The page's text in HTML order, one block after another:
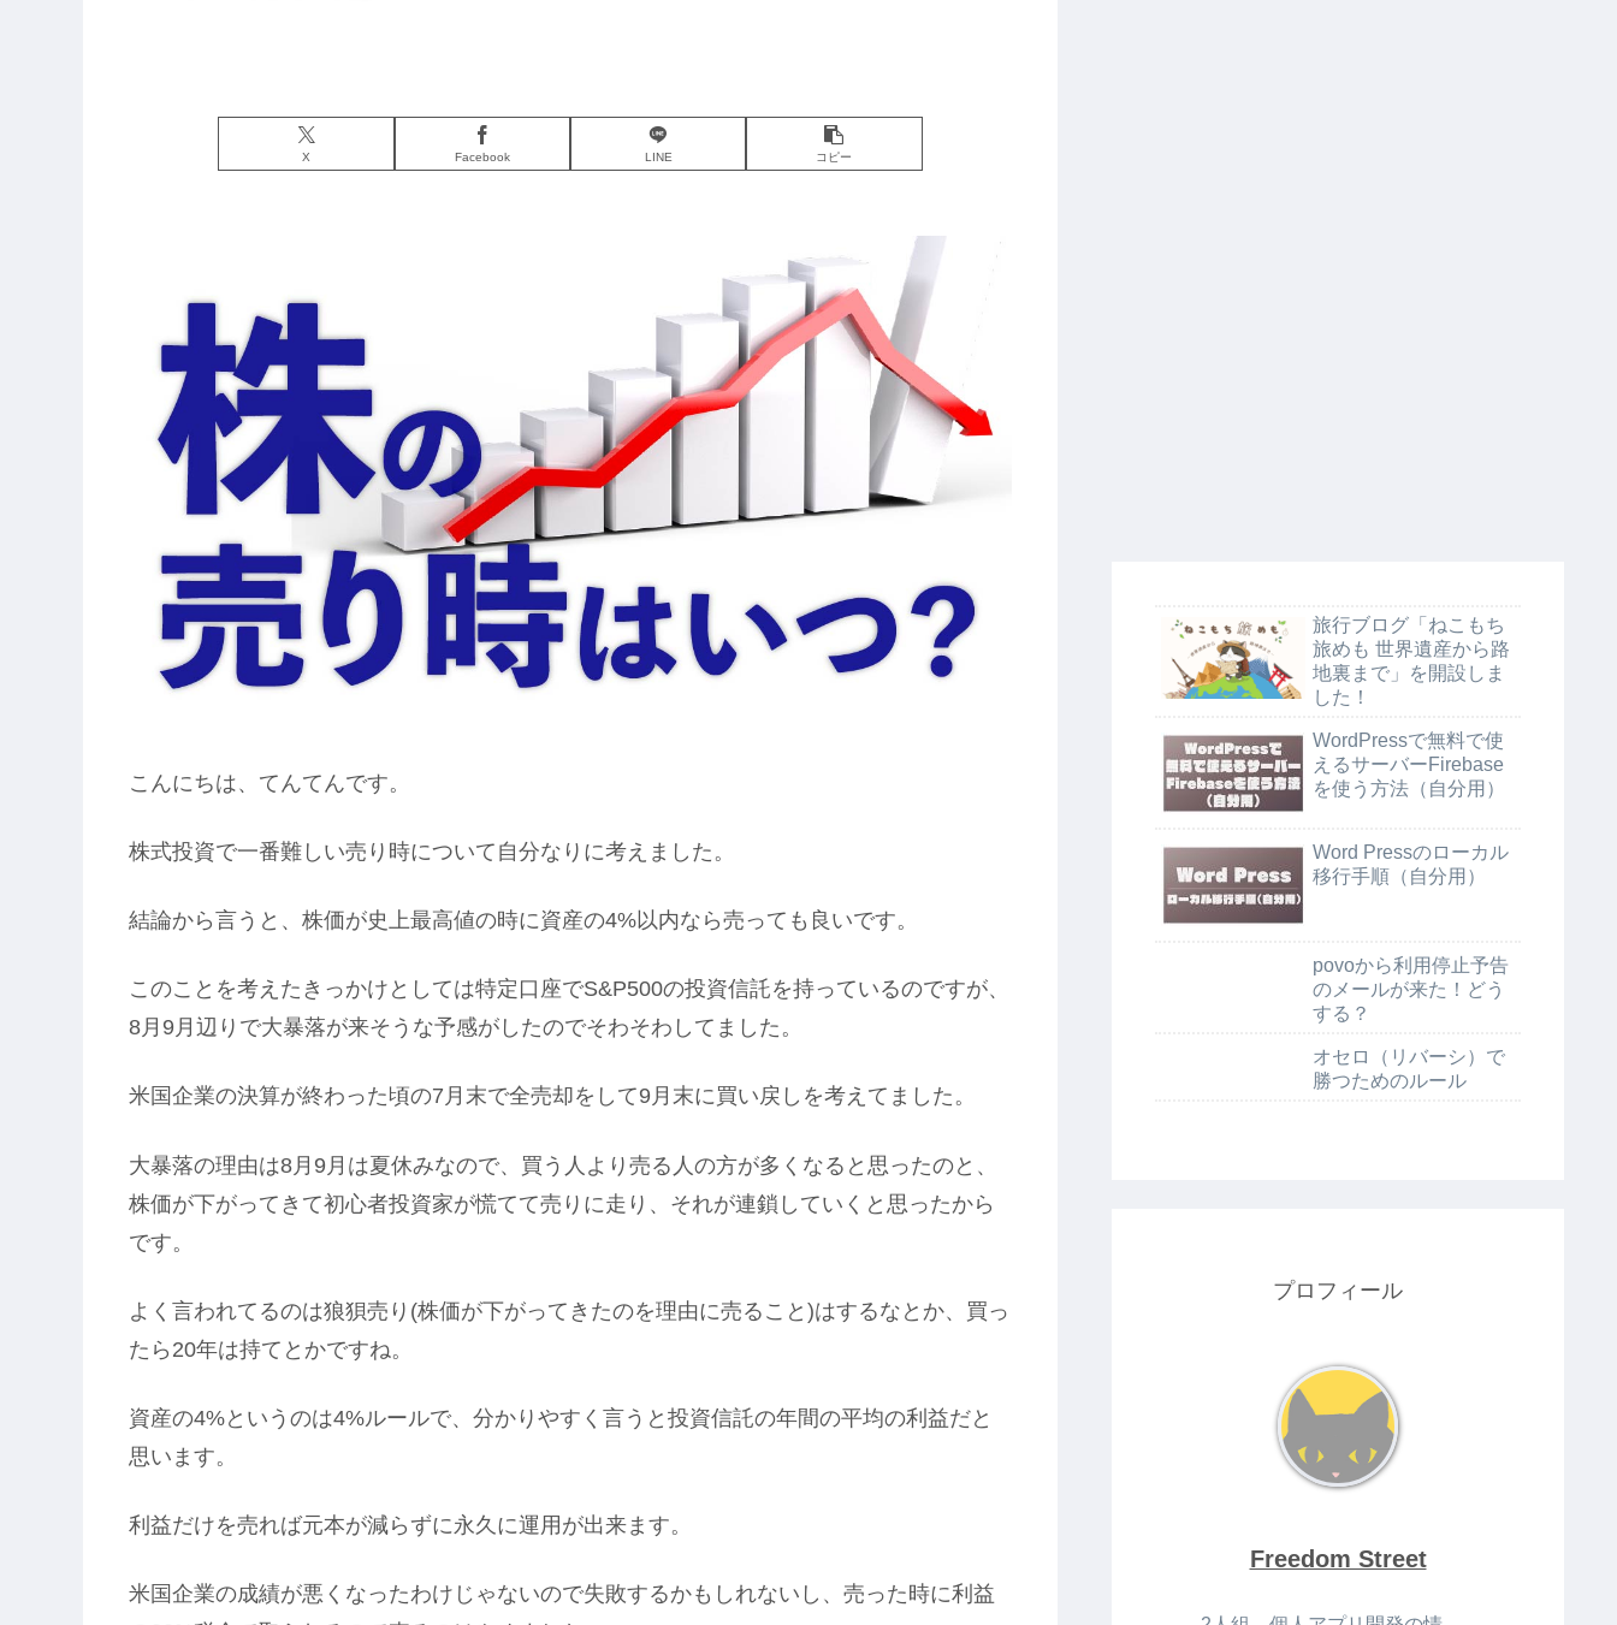
X Facebook LINE コピー
こんにちは、てんてんです。
株式投資で一番難しい売り時について自分なりに考えました。
結論から言うと、株価が史上最高値の時に資産の4%以内なら売っても良いです。
このことを考えたきっかけとしては特定口座でS&P500の投資信託を持っているのですが、
8月9月辺りで大暴落が来そうな予感がしたのでそわそわしてました。
米国企業の決算が終わった頃の7月末で全売却をして9月末に買い戻しを考えてました。
大暴落の理由は8月9月は夏休みなので、買う人より売る人の方が多くなると思ったのと、
株価が下がってきて初心者投資家が慌てて売りに走り、それが連鎖していくと思ったから
です。
よく言われてるのは狼狽売り(株価が下がってきたのを理由に売ること)はするなとか、買っ
たら20年は持てとかですね。
資産の4%というのは4%ルールで、分かりやすく言うと投資信託の年間の平均の利益だと
思います。
利益だけを売れば元本が減らずに永久に運用が出来ます。
米国企業の成績が悪くなったわけじゃないので失敗するかもしれないし、売った時に利益
旅行ブログ「ねこもち
旅めも 世界遺産から路
地裏まで」を開設しま
した！
WordPressで無料で使
えるサーバーFirebase
を使う方法（自分用）
Word Pressのローカル
移行手順（自分用）
povoから利用停止予告
のメールが来た！どう
する？
オセロ（リバーシ）で
勝つためのルール
プロフィール
Freedom Street